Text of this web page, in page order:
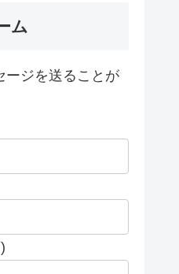
ム
ージを送ることが